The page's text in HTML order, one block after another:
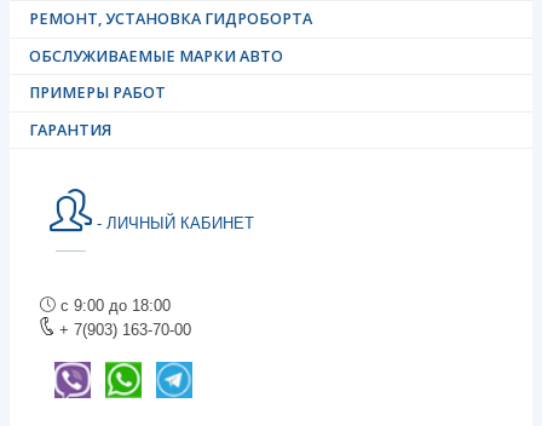
РЕМОНТ, УСТАНОВКА ГИДРОБОРТА
ОБСЛУЖИВАЕМЫЕ МАРКИ АВТО
ПРИМЕРЫ РАБОТ
ГАРАНТИЯ
- ЛИЧНЫЙ КАБИНЕТ
с 9:00 до 18:00
+ 7(903) 163-70-00